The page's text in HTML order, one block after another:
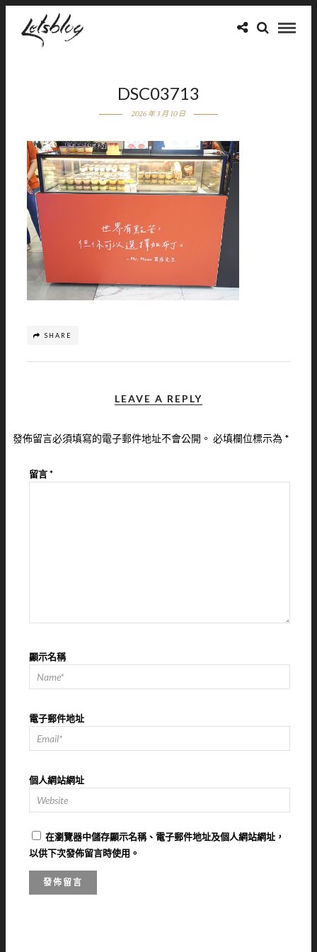
DSC03713
2026 年 3 月 10 日
SHARE
LEAVE A REPLY
發佈留言必須填寫的電子郵件地址不會公開。 必填欄位標示為 *
留言*
顯示名稱
電子郵件地址
個人網站網址
在瀏覽器中儲存顯示名稱、電子郵件地址及個人網站網址，
以供下次發佈留言時使用。